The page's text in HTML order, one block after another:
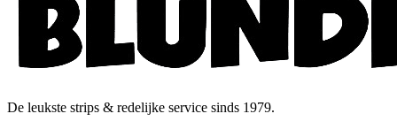
De leukste strips & redelijke service sinds 1979.